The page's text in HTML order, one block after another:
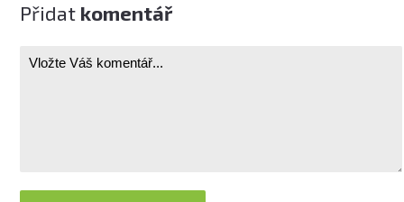
Přidat komentář